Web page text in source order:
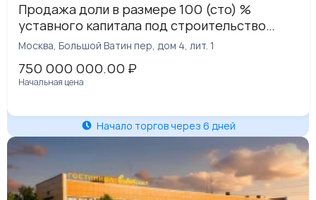
Продажа доли в размере 100 (сто) %
уставного капитала под строительство
Индивидуального Жилищного
пешком от метро Таганская
Москва, Большой Ватин пер, дом 4, лит. 1
750 000 000.00 ₽
Начальная цена
Начало торгов через 6 дней